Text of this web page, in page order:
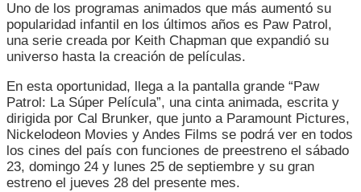
Y
SON
“PAW
PATROL:
LA
SÚPER
PELÍCULA”
Uno de los programas animados que más aumentó su
popularidad infantil en los últimos años es Paw Patrol,
una serie creada por Keith Chapman que expandió su
universo hasta la creación de películas.
En esta oportunidad, llega a la pantalla grande “Paw
Patrol: La Súper Película”, una cinta animada, escrita y
dirigida por Cal Brunker, que junto a Paramount Pictures,
Nickelodeon Movies y Andes Films se podrá ver en todos
los cines del país con funciones de preestreno el sábado
23, domingo 24 y lunes 25 de septiembre y su gran
estreno el jueves 28 del presente mes.